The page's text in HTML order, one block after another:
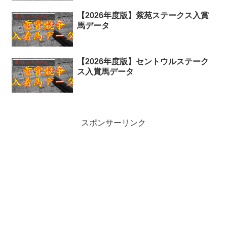
重賞レースの注目馬分析
【2026年度版】紫苑ステークス入賞
馬データ
重賞レースの注目馬分析
【2026年度版】セントウルステーク
ス入賞馬データ
スポンサーリンク